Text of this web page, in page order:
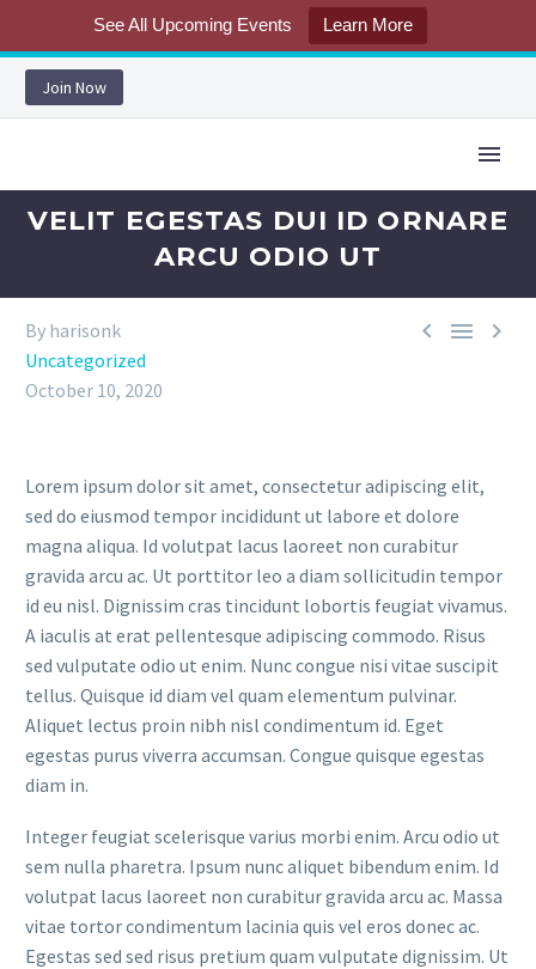
See All Upcoming Events Learn More
Join Now
VELIT EGESTAS DUI ID ORNARE
ARCU ODIO UT
  
By harisonk
Uncategorized
October 10, 2020
Lorem ipsum dolor sit amet, consectetur adipiscing elit,
sed do eiusmod tempor incididunt ut labore et dolore
magna aliqua. Id volutpat lacus laoreet non curabitur
gravida arcu ac. Ut porttitor leo a diam sollicitudin tempor
id eu nisl. Dignissim cras tincidunt lobortis feugiat vivamus.
A iaculis at erat pellentesque adipiscing commodo. Risus
sed vulputate odio ut enim. Nunc congue nisi vitae suscipit
tellus. Quisque id diam vel quam elementum pulvinar.
Aliquet lectus proin nibh nisl condimentum id. Eget
egestas purus viverra accumsan. Congue quisque egestas
diam in.
Integer feugiat scelerisque varius morbi enim. Arcu odio ut
sem nulla pharetra. Ipsum nunc aliquet bibendum enim. Id
volutpat lacus laoreet non curabitur gravida arcu ac. Massa
vitae tortor condimentum lacinia quis vel eros donec ac.
Egestas sed sed risus pretium quam vulputate dignissim. Ut